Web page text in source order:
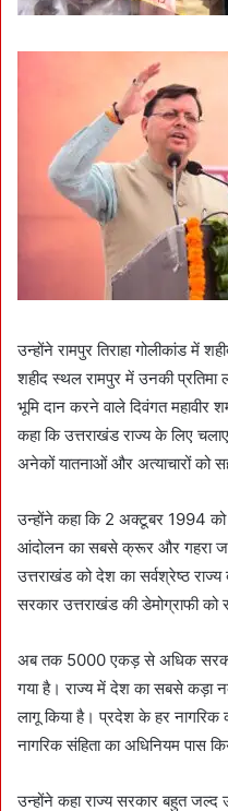
उन्होंने रामपुर तिराहा गोलीकांड में
शहीद स्थल रामपुर में उनकी
भूमि दान करने वाले दिवंगत महावीर
कहा कि उत्तराखंड राज्य के लिए
अनेकों यातनाओं और अत्याचारों को
उन्होंने कहा कि 2 अक्टूबर 1994 को
आंदोलन का सबसे क्रूर और गहरा
उत्तराखंड को देश का सर्वश्रेष्ठ
सरकार उत्तराखंड की डेमोग्राफी को
अब तक 5000 एकड़ से अधिक
गया है। राज्य में देश का सबसे कड़ा
लागू किया है। प्रदेश के हर नागरिक
नागरिक संहिता का अधिनियम पास
उन्होंने कहा राज्य सरकार बहुत